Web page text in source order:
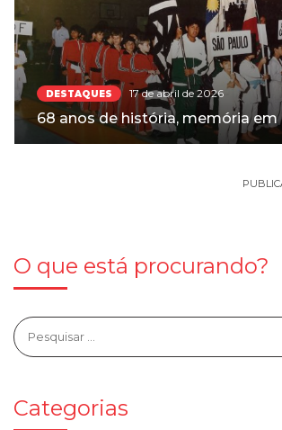
DESTAQUES 17 de abril de 2026
68 anos de história, memória
O que está procurando?
Categorias